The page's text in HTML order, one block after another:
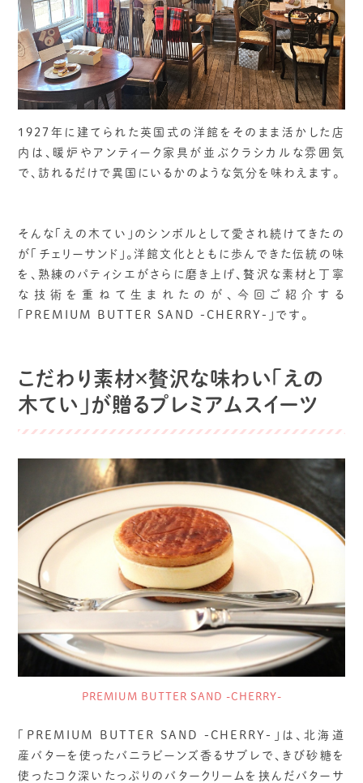
1927年に建てられた英国式の洋館をそのまま活かした店
内は、暖炉やアンティーク家具が並ぶクラシカルな雰囲気
で、訪れるだけで異国にいるかのような気分を味わえます。
そんな「えの木てい」のシンボルとして愛され続けてきたの
が「チェリーサンド」。洋館文化とともに歩んできた伝統の味
を、熟練のパティシエがさらに磨き上げ、贅沢な素材と丁寧
な技術を重ねて生まれたのが、今回ご紹介する
「PREMIUM BUTTER SAND -CHERRY-」です。
こだわり素材×贅沢な味わい「えの
木てい」が贈るプレミアムスイーツ
PREMIUM BUTTER SAND -CHERRY-
「PREMIUM BUTTER SAND -CHERRY-」は、北海道
産バターを使ったバニラビーンズ香るサブレで、きび砂糖を
使ったコク深いたっぷりのバタークリームを挟んだバターサ